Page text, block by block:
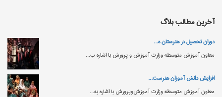
آخرین مطالب بلاگ
دوران تحصیل در هنرستان‌ ه...
معاون آموزش متوسطه وزارت آموزش‌ و پرورش با اشاره ب...
افزایش دانش‌ آموزان هنرست...
معاون آموزش متوسطه وزارت آموزش‌وپرورش با اشاره به...